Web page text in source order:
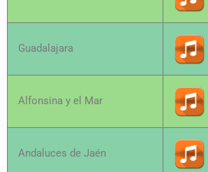
Guadalajara
Alfonsina y el Mar
Andaluces de Jaén